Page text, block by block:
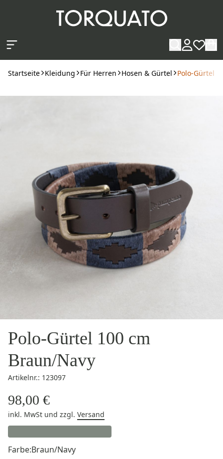
Startseite Kleidung Für Herren Hosen & Gürtel Polo-Gürtel
Polo-Gürtel 100 cm
Braun/Navy
Artikelnr.: 123097
98,00 €
inkl. MwSt und zzgl. Versand
Farbe:Braun/Navy